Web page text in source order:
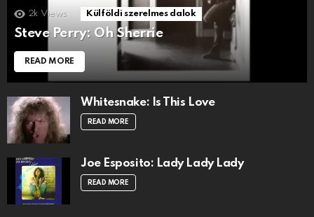
2k Views Külföldi szerelmes dalok
Steve Perry: Oh Sherrie
READ MORE
Whitesnake: Is This Love
READ MORE
Joe Esposito: Lady Lady Lady
READ MORE